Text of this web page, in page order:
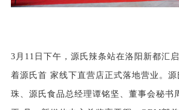
3月11日下午，源氏辣条站在洛阳新都汇
着源氏首 家线下直营店正式落地营业。
珠、源氏食品总经理谭铭坚、董事会秘书